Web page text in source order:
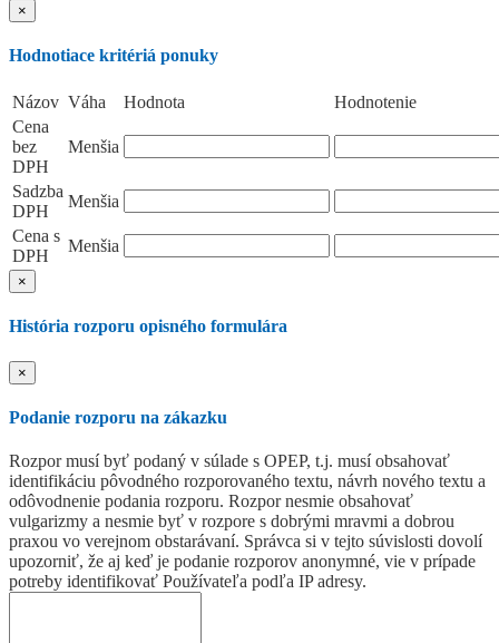
×
Hodnotiace kritériá ponuky
Názov Váha Hodnota
Hodnotenie
Cena
bez
DPH
Menšia
Sadzba
DPH
Menšia
Cena s
DPH
Menšia
×
História rozporu opisného formulára
×
Podanie rozporu na zákazku
Rozpor musí byť podaný v súlade s OPEP, t.j. musí obsahovať
identifikáciu pôvodného rozporovaného textu, návrh nového textu a
odôvodnenie podania rozporu. Rozpor nesmie obsahovať
vulgarizmy a nesmie byť v rozpore s dobrými mravmi a dobrou
praxou vo verejnom obstarávaní. Správca si v tejto súvislosti dovolí
upozorniť, že aj keď je podanie rozporov anonymné, vie v prípade
potreby identifikovať Používateľa podľa IP adresy.